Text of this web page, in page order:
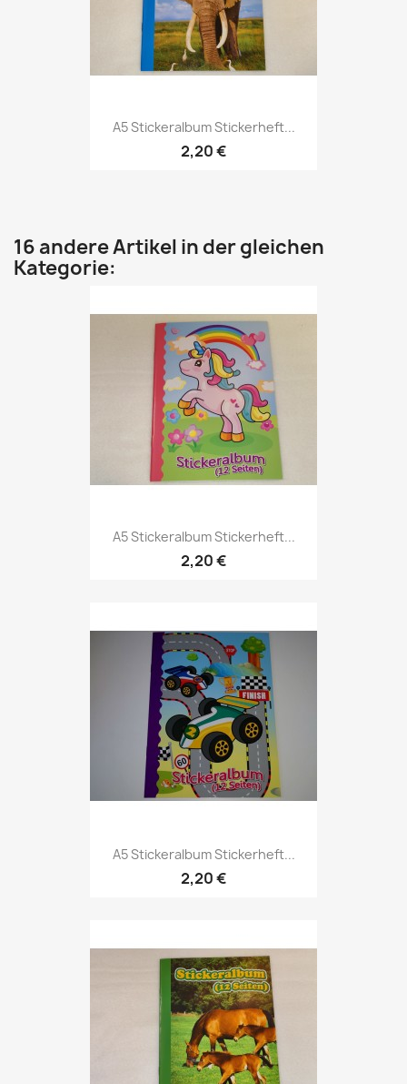
A5 Stickeralbum Stickerheft...
2,20 €
16 andere Artikel in der gleichen
Kategorie:
A5 Stickeralbum Stickerheft...
2,20 €
A5 Stickeralbum Stickerheft...
2,20 €